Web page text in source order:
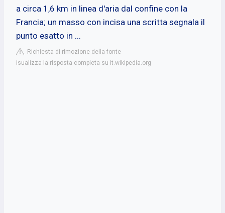
a circa 1,6 km in linea d'aria dal confine con la
Francia; un masso con incisa una scritta segnala il
punto esatto in ...
Richiesta di rimozione della fonte
isualizza la risposta completa su it.wikipedia.org